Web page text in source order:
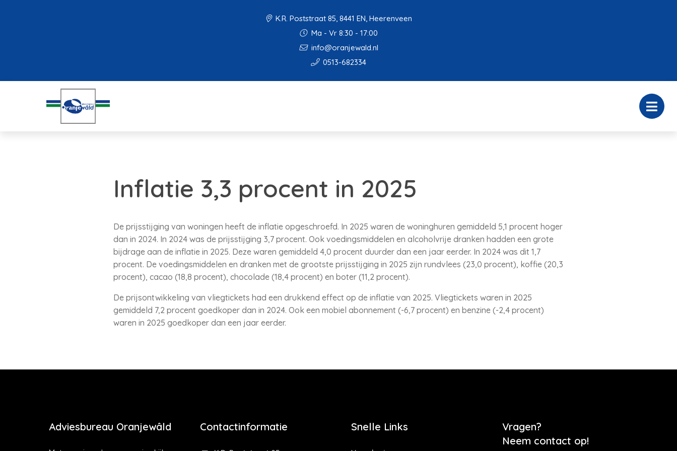
K.R. Poststraat 85, 8441 EN, Heerenveen
Ma - Vr 8:30 - 17:00
info@oranjewald.nl
0513-682334
Inflatie 3,3 procent in 2025
De prijsstijging van woningen heeft de inflatie opgeschroefd. In 2025 waren de woninghuren gemiddeld 5,1 procent hoger
dan in 2024. In 2024 was de prijsstijging 3,7 procent. Ook voedingsmiddelen en alcoholvrije dranken hadden een grote
bijdrage aan de inflatie in 2025. Deze waren gemiddeld 4,0 procent duurder dan een jaar eerder. In 2024 was dit 1,7
procent. De voedingsmiddelen en dranken met de grootste prijsstijging in 2025 zijn rundvlees (23,0 procent), koffie (20,3
procent), cacao (18,8 procent), chocolade (18,4 procent) en boter (11,2 procent).
De prijsontwikkeling van vliegtickets had een drukkend effect op de inflatie van 2025. Vliegtickets waren in 2025
gemiddeld 7,2 procent goedkoper dan in 2024. Ook een mobiel abonnement (-6,7 procent) en benzine (-2,4 procent)
waren in 2025 goedkoper dan een jaar eerder.
Adviesbureau Oranjewâld Contactinformatie Snelle Links
Vragen?
Neem contact op!